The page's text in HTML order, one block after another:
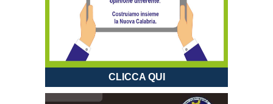
CLICCA QUI